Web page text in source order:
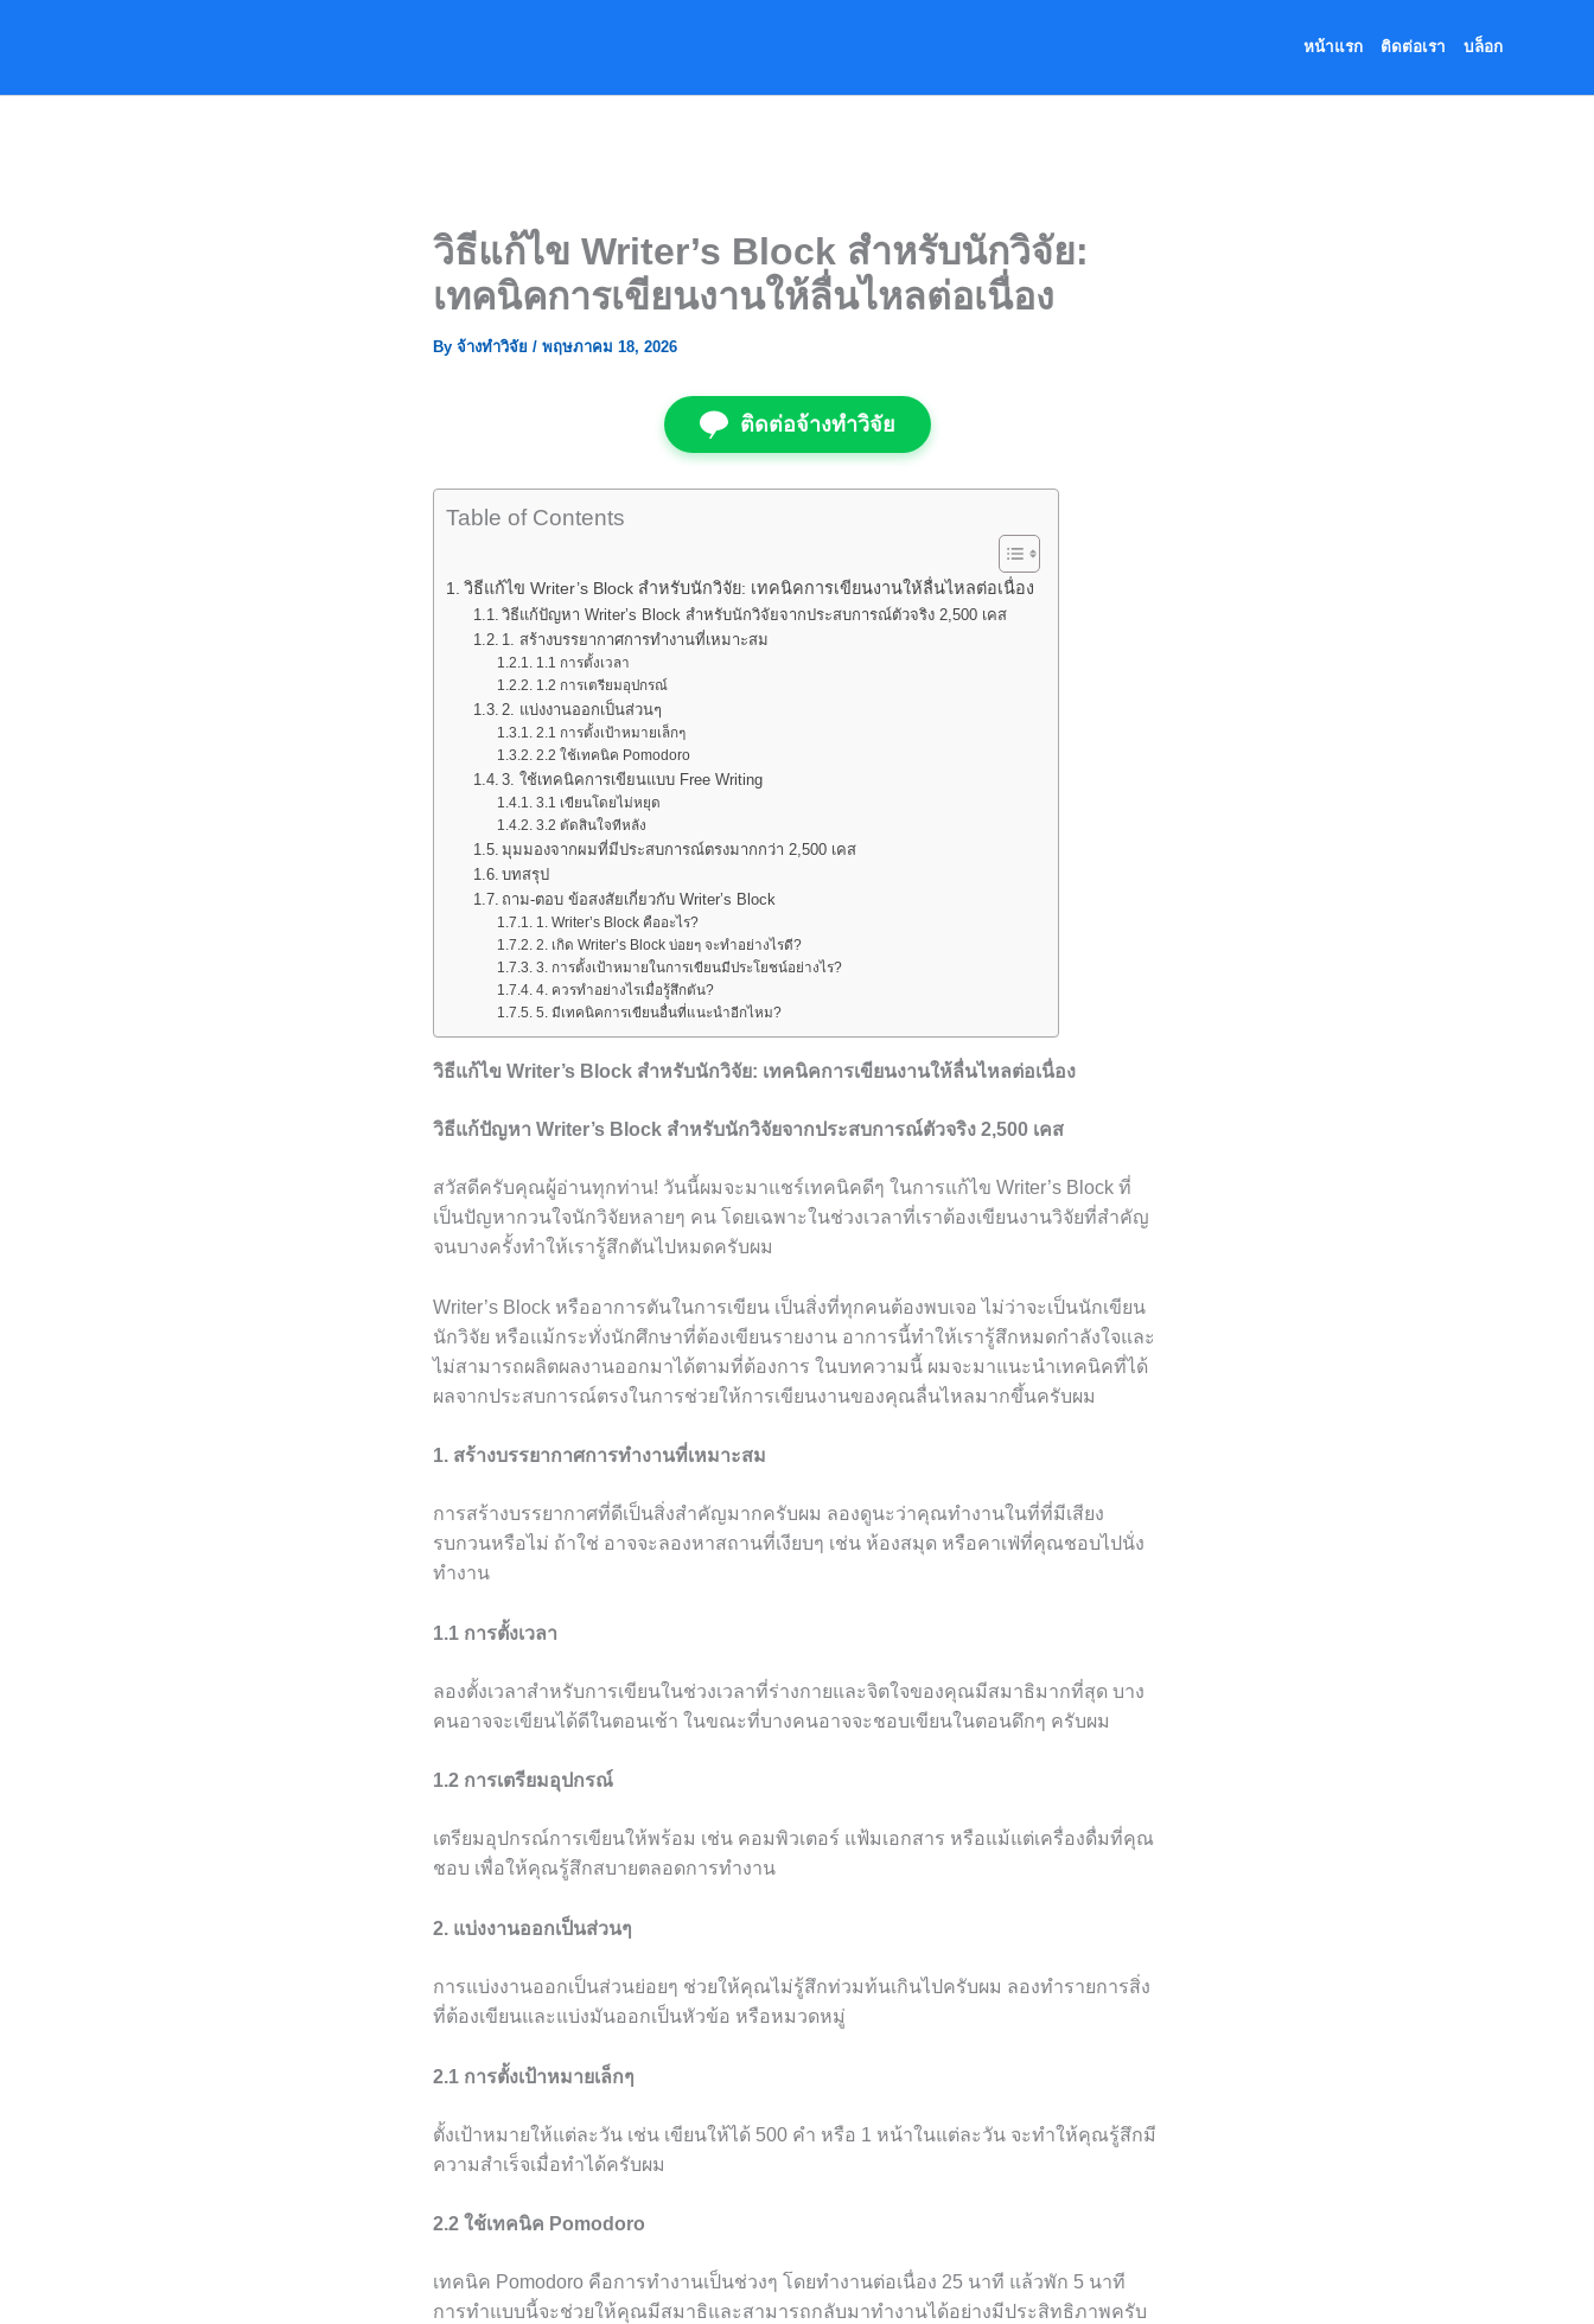
หน้าแรก ติดต่อเรา บล็อก
วิธีแก้ไข Writer’s Block สำหรับนักวิจัย:
เทคนิคการเขียนงานให้ลื่นไหลต่อเนื่อง
By จ้างทำวิจัย / พฤษภาคม 18, 2026
ติดต่อจ้างทำวิจัย
Table of Contents
วิธีแก้ไข Writer’s Block สำหรับนักวิจัย: เทคนิคการเขียนงานให้ลื่นไหลต่อเนื่อง
วิธีแก้ปัญหา Writer’s Block สำหรับนักวิจัยจากประสบการณ์ตัวจริง 2,500 เคส
1. สร้างบรรยากาศการทำงานที่เหมาะสม
1.1 การตั้งเวลา
1.2 การเตรียมอุปกรณ์
2. แบ่งงานออกเป็นส่วนๆ
2.1 การตั้งเป้าหมายเล็กๆ
2.2 ใช้เทคนิค Pomodoro
3. ใช้เทคนิคการเขียนแบบ Free Writing
3.1 เขียนโดยไม่หยุด
3.2 ตัดสินใจทีหลัง
มุมมองจากผมที่มีประสบการณ์ตรงมากกว่า 2,500 เคส
บทสรุป
ถาม-ตอบ ข้อสงสัยเกี่ยวกับ Writer’s Block
1. Writer’s Block คืออะไร?
2. เกิด Writer’s Block บ่อยๆ จะทำอย่างไรดี?
3. การตั้งเป้าหมายในการเขียนมีประโยชน์อย่างไร?
4. ควรทำอย่างไรเมื่อรู้สึกตัน?
5. มีเทคนิคการเขียนอื่นที่แนะนำอีกไหม?
วิธีแก้ไข Writer’s Block สำหรับนักวิจัย: เทคนิคการเขียนงานให้ลื่นไหลต่อเนื่อง
วิธีแก้ปัญหา Writer’s Block สำหรับนักวิจัยจากประสบการณ์ตัวจริง 2,500 เคส
สวัสดีครับคุณผู้อ่านทุกท่าน! วันนี้ผมจะมาแชร์เทคนิคดีๆ ในการแก้ไข Writer’s Block ที่
เป็นปัญหากวนใจนักวิจัยหลายๆ คน โดยเฉพาะในช่วงเวลาที่เราต้องเขียนงานวิจัยที่สำคัญ
จนบางครั้งทำให้เรารู้สึกตันไปหมดครับผม
Writer’s Block หรืออาการตันในการเขียน เป็นสิ่งที่ทุกคนต้องพบเจอ ไม่ว่าจะเป็นนักเขียน
นักวิจัย หรือแม้กระทั่งนักศึกษาที่ต้องเขียนรายงาน อาการนี้ทำให้เรารู้สึกหมดกำลังใจและ
ไม่สามารถผลิตผลงานออกมาได้ตามที่ต้องการ ในบทความนี้ ผมจะมาแนะนำเทคนิคที่ได้
ผลจากประสบการณ์ตรงในการช่วยให้การเขียนงานของคุณลื่นไหลมากขึ้นครับผม
1. สร้างบรรยากาศการทำงานที่เหมาะสม
การสร้างบรรยากาศที่ดีเป็นสิ่งสำคัญมากครับผม ลองดูนะว่าคุณทำงานในที่ที่มีเสียง
รบกวนหรือไม่ ถ้าใช่ อาจจะลองหาสถานที่เงียบๆ เช่น ห้องสมุด หรือคาเฟ่ที่คุณชอบไปนั่ง
ทำงาน
1.1 การตั้งเวลา
ลองตั้งเวลาสำหรับการเขียนในช่วงเวลาที่ร่างกายและจิตใจของคุณมีสมาธิมากที่สุด บาง
คนอาจจะเขียนได้ดีในตอนเช้า ในขณะที่บางคนอาจจะชอบเขียนในตอนดึกๆ ครับผม
1.2 การเตรียมอุปกรณ์
เตรียมอุปกรณ์การเขียนให้พร้อม เช่น คอมพิวเตอร์ แฟ้มเอกสาร หรือแม้แต่เครื่องดื่มที่คุณ
ชอบ เพื่อให้คุณรู้สึกสบายตลอดการทำงาน
2. แบ่งงานออกเป็นส่วนๆ
การแบ่งงานออกเป็นส่วนย่อยๆ ช่วยให้คุณไม่รู้สึกท่วมท้นเกินไปครับผม ลองทำรายการสิ่ง
ที่ต้องเขียนและแบ่งมันออกเป็นหัวข้อ หรือหมวดหมู่
2.1 การตั้งเป้าหมายเล็กๆ
ตั้งเป้าหมายให้แต่ละวัน เช่น เขียนให้ได้ 500 คำ หรือ 1 หน้าในแต่ละวัน จะทำให้คุณรู้สึกมี
ความสำเร็จเมื่อทำได้ครับผม
2.2 ใช้เทคนิค Pomodoro
เทคนิค Pomodoro คือการทำงานเป็นช่วงๆ โดยทำงานต่อเนื่อง 25 นาที แล้วพัก 5 นาที
การทำแบบนี้จะช่วยให้คุณมีสมาธิและสามารถกลับมาทำงานได้อย่างมีประสิทธิภาพครับ